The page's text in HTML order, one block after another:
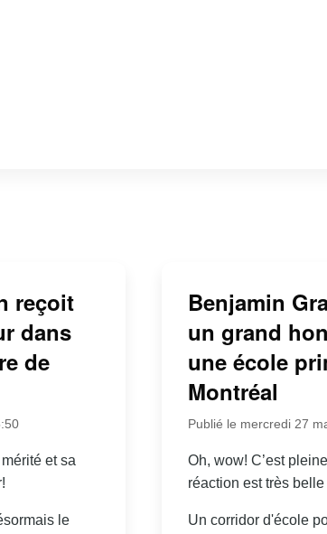
reçoit
dans
de
et sa
le
Benjamin
un grand
une école
Montréal
Publié le mercredi 27
Oh, wow! C’est
réaction est très belle
Un corridor d'école